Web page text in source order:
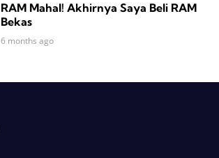
RAM Mahal! Akhirnya Saya Beli RAM
Bekas
6 months ago